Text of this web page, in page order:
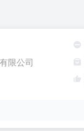
限公司